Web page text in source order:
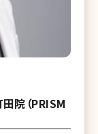
院（PRISM